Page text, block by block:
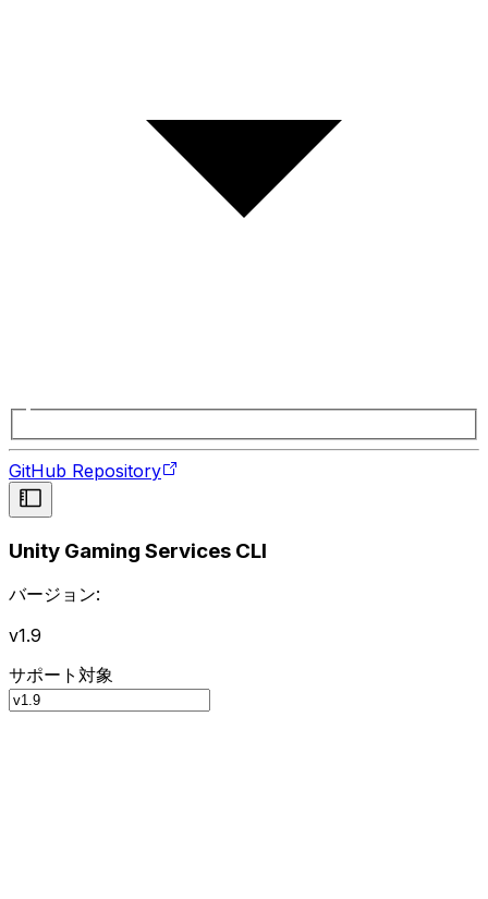
GitHub Repository
Unity Gaming Services CLI
バージョン:
v1.9
サポート対象